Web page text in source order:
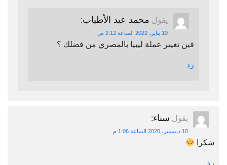
يقول محمد عيد الأطياب:
10 يناير، 2022 الساعة 2:12 ص
فين تغيير عملة ليبيا بالمصري من فضلك ؟
رد
يقول سناء:
10 ديسمبر، 2020 الساعة 1:06 م
شكرا
رد